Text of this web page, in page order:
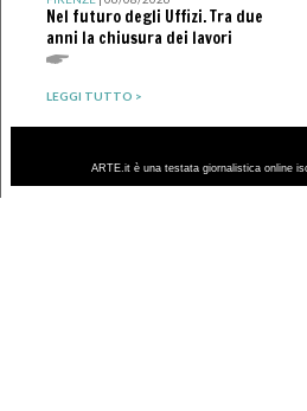
Nel futuro degli Uffizi. Tra due
anni la chiusura dei lavori
LEGGI TUTTO >
ARTE.it è una testata giornalistica online